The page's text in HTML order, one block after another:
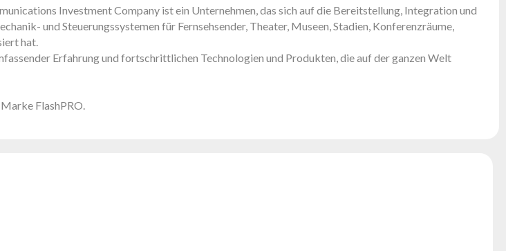
Investment Company ist ein Unternehmen, das sich auf die Bereitstellung, Integration und
und Steuerungssystemen für Fernsehsender, Theater, Museen, Stadien, Konferenzräume,
hat.
Erfahrung und fortschrittlichen Technologien und Produkten, die auf der ganzen Welt
FlashPRO.